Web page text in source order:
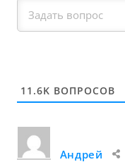
11.6K ВОПРОСОВ
Андрей